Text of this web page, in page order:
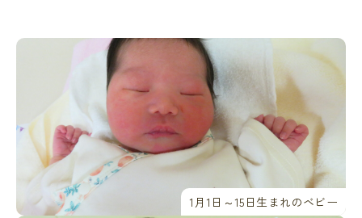
1月1日～15日生まれのベビー